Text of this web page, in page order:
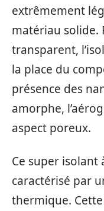
extrêmement
matériau solide.
transparent,
la place du
présence des
amorphe,
aspect poreux.
Ce super isolant
caractérisé par
thermique.